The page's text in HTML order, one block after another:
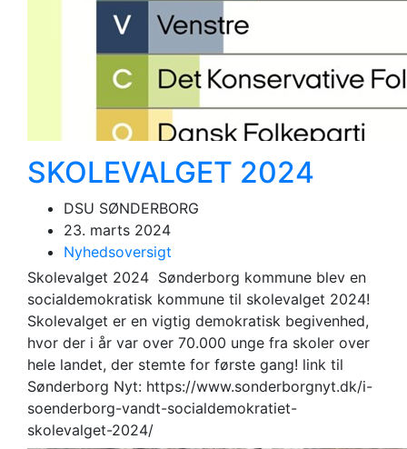
SKOLEVALGET 2024
DSU SØNDERBORG
23. marts 2024
Nyhedsoversigt
Skolevalget 2024 Sønderborg kommune blev en
socialdemokratisk kommune til skolevalget 2024!
Skolevalget er en vigtig demokratisk begivenhed,
hvor der i år var over 70.000 unge fra skoler over
hele landet, der stemte for første gang! link til
Sønderborg Nyt: https://www.sonderborgnyt.dk/i-
soenderborg-vandt-socialdemokratiet-
skolevalget-2024/